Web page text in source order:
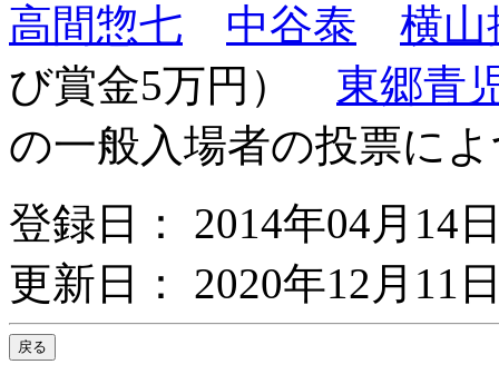
高間惣七
中谷泰
横山
び賞金5万円） 東郷青
の一般入場者の投票に
登録日： 2014年04月14
更新日： 2020年12月11